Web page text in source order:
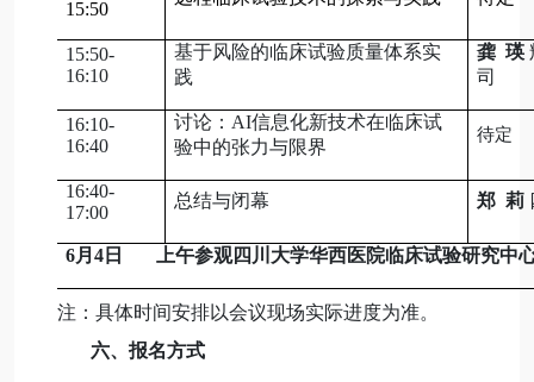
15:50
15:50-
16:10
基于风险的临床试验质量体系实
践
龚 瑛
司
16:10-
16:40
讨论：AI信息化新技术在临床试
验中的张力与限界
待定
16:40-
17:00
总结与闭幕 郑 莉
6月4日 上午参观四川大学华西医院临床试验研究中
注：具体时间安排以会议现场实际进度为准。
六、报名方式